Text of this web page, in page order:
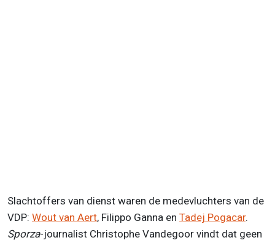
Slachtoffers van dienst waren de medevluchters van de
VDP: Wout van Aert, Filippo Ganna en Tadej Pogacar.
Sporza-journalist Christophe Vandegoor vindt dat geen